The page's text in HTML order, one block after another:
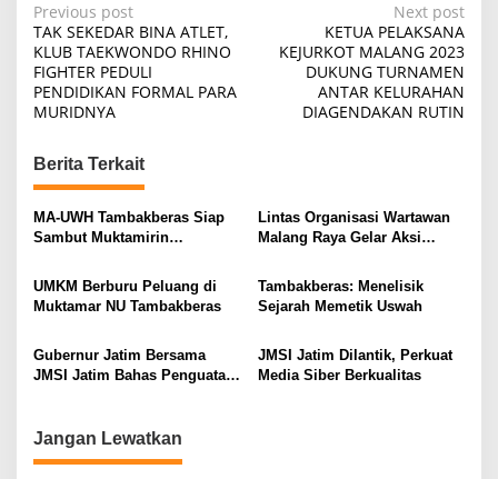
P
o
s
t
a
v
i
a
i
o
n
Previous post
TAK SEKEDAR BINA ATLET,
KLUB TAEKWONDO RHINO
FIGHTER PEDULI
PENDIDIKAN FORMAL PARA
MURIDNYA
Next post
KETUA PELAKSANA
KEJURKOT MALANG 2023
DUKUNG TURNAMEN
ANTAR KELURAHAN
DIAGENDAKAN RUTIN
Berita Terkait
MA-UWH Tambakberas Siap
Sambut Muktamirin
Lintas Organisasi Wartawan
Malang Raya Gelar Aksi
Ireng”
UMKM Berburu Peluang di
Muktamar NU Tambakberas
Tambakberas: Menelisik
Sejarah Memetik Uswah
Gubernur Jatim Bersama
JMSI Jatim Bahas Penguatan
JMSI Jatim Dilantik, Perkuat
Media Siber Berkualitas
Jangan Lewatkan